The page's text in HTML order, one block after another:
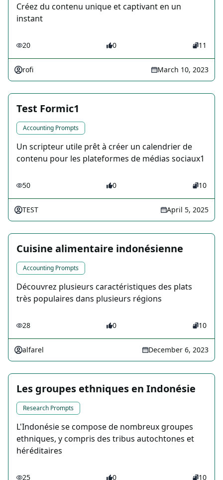
Créez du contenu unique et captivant en un
instant
20 0 11
rofi March 10, 2023
Test Formic1
Accounting Prompts
Un scripteur utile prêt à créer un calendrier de
contenu pour les plateformes de médias sociaux1
50 0 10
TEST April 5, 2025
Cuisine alimentaire indonésienne
Accounting Prompts
Découvrez plusieurs caractéristiques des plats
très populaires dans plusieurs régions
28 0 10
alfarel December 6, 2023
Les groupes ethniques en Indonésie
Research Prompts
L'Indonésie se compose de nombreux groupes
ethniques, y compris des tribus autochtones et
héréditaires
25 0 10